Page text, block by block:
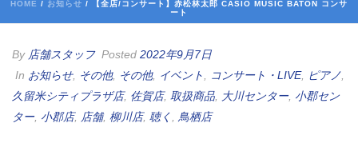
HOME / お知らせ / 【全店/コンサート】赤松林太郎 CASIO MUSIC BATON コンサ
ート
By 店舗スタッフ Posted 2022年9月7日
In お知らせ, その他, その他, イベント コンサート・LIVE, ピアノ
久留米シティプラザ店, 佐賀店, 取扱商品 大川センター, 小郡セン
ター, 小郡店, 店舗, 柳川店, 聴く 鳥栖店